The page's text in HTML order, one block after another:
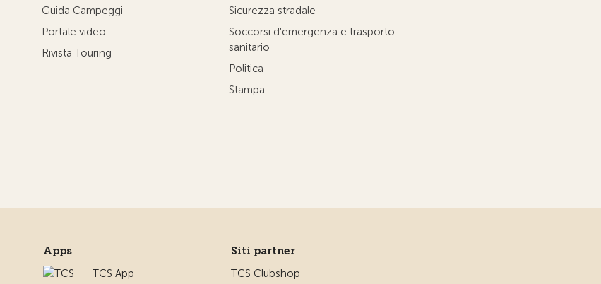
Guida Campeggi
Portale video
Rivista Touring
Sicurezza stradale
Soccorsi d'emergenza e trasporto
sanitario
Politica
Stampa
Apps
TCS App
Siti partner
TCS Clubshop